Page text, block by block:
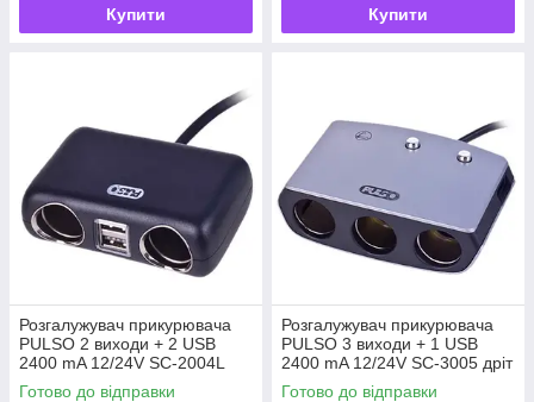
Купити Купити
Розгалужувач прикурювача
PULSO 2 виходи + 2 USB
2400 mA 12/24V SC-2004L
дріт (SC-2004L)
Готово до відправки
Розгалужувач прикурювача
PULSO 3 виходи + 1 USB
2400 mA 12/24V SC-3005 дріт
(SC-3005)
Готово до відправки